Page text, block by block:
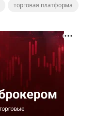
торговая платформа